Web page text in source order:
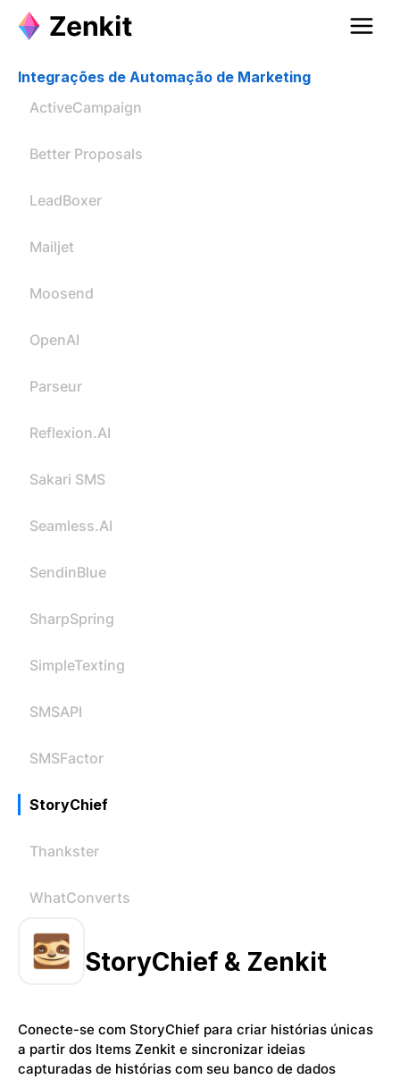
Integrações de Automação de Marketing
ActiveCampaign
Better Proposals
LeadBoxer
Mailjet
Moosend
OpenAI
Parseur
Reflexion.AI
Sakari SMS
Seamless.AI
SendinBlue
SharpSpring
SimpleTexting
SMSAPI
SMSFactor
StoryChief
Thankster
WhatConverts
StoryChief & Zenkit
Conecte-se com StoryChief para criar histórias únicas
a partir dos Items Zenkit e sincronizar ideias
capturadas de histórias com seu banco de dados